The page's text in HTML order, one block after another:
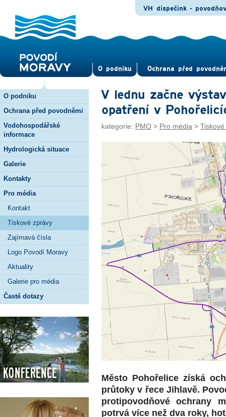
O pod­niku Ochrana před
VH dispečink -
O podniku
Ochrana před povodněmi
Vodohospodářské
informace
Hydrologická situace
Galerie
Kontakty
Pro média
Kontakt
Tiskové zprávy
Zajímavá čísla
Logo Povodí Moravy
Aktuality
Galerie pro média
Časté dotazy
Konference
V lednu začne
opatření v
kategorie: PMO > Pro média >
Město Pohořelice získá
průtoky v řece Jihlavě.
protipovodňové ochrany
potrvá více než dva roky,